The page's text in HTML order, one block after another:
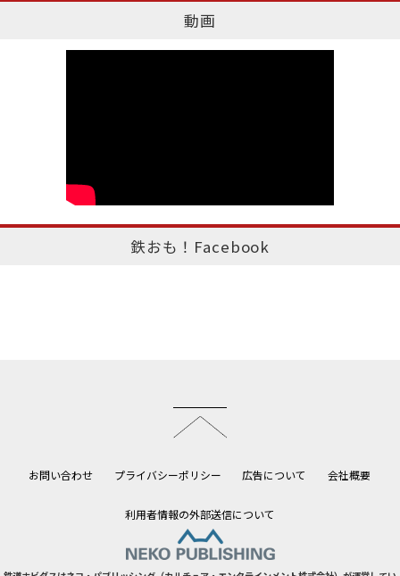
動画
鉄おも！Facebook
お問い合わせ プライバシーポリシー 広告について 会社概要
利用者情報の外部送信について